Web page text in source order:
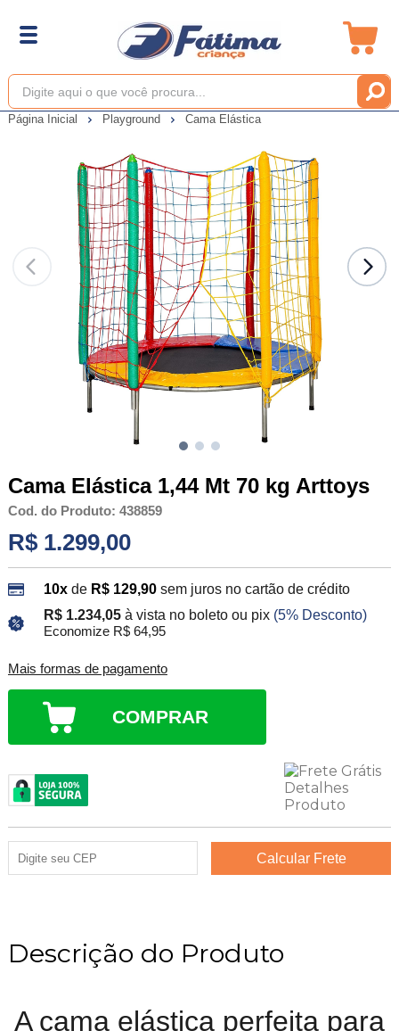
Página Inicial Playground Cama Elástica
Cama Elástica 1,44 Mt 70 kg Arttoys
Cod. do Produto: 438859
R$ 1.299,00
10xde R$ 129,90 sem juros no cartão de crédito
R$ 1.234,05 à vista no boleto ou pix (5% Desconto)
Economize R$ 64,95
Mais formas de pagamento
COMPRAR
Descrição do Produto
A cama elástica perfeita para